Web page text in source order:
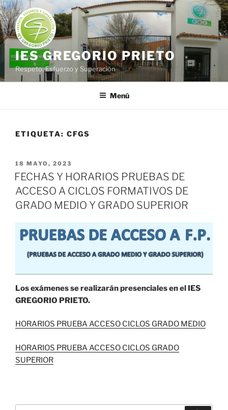
Saltar
al
contenido
IES GREGORIO PRIETO
Respeto, Esfuerzo y Superación
Menú
ETIQUETA: CFGS
PUBLICADO
EL
18 MAYO, 2023
FECHAS Y HORARIOS PRUEBAS DE
ACCESO A CICLOS FORMATIVOS DE
GRADO MEDIO Y GRADO SUPERIOR
Los exámenes se realizarán presenciales en el IES
GREGORIO PRIETO.
HORARIOS PRUEBA ACCESO CICLOS GRADO MEDIO
HORARIOS PRUEBA ACCESO CICLOS GRADO
SUPERIOR